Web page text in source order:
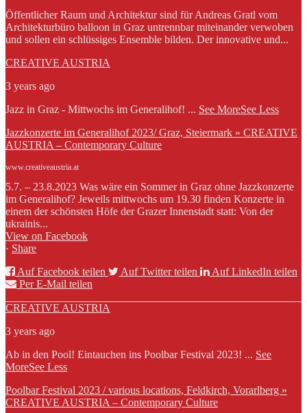
Öffentlicher Raum und Architektur sind für Andreas Gratl vom
Architekturbüro balloon in Graz untrennbar miteinander verwoben
und sollen ein schlüssiges Ensemble bilden. Der innovative und...
CREATIVE AUSTRIA
3 years ago
Jazz in Graz - Mittwochs im Generalihof! ... See MoreSee Less
Jazzkonzerte im Generalihof 2023/ Graz, Steiermark » CREATIVE
AUSTRIA – Contemporary Culture
www.creativeaustria.at
5.7. – 23.8.2023 Was wäre ein Sommer in Graz ohne Jazzkonzerte
im Generalihof? Jeweils mittwochs um 19.30 finden Konzerte in
einem der schönsten Höfe der Grazer Innenstadt statt: Von der
ukrainis...
View on Facebook
· Share
Auf Facebook teilen
Auf Twitter teilen
Auf LinkedIn teilen
Per E-Mail teilen
CREATIVE AUSTRIA
3 years ago
Ab in den Pool! Eintauchen ins Poolbar Festival 2023! ... See
MoreSee Less
Poolbar Festival 2023 / various locations, Feldkirch, Vorarlberg »
CREATIVE AUSTRIA – Contemporary Culture